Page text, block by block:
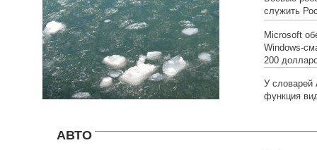
служить
Microsoft
Windows-
200
У словарей
функция
АВТО